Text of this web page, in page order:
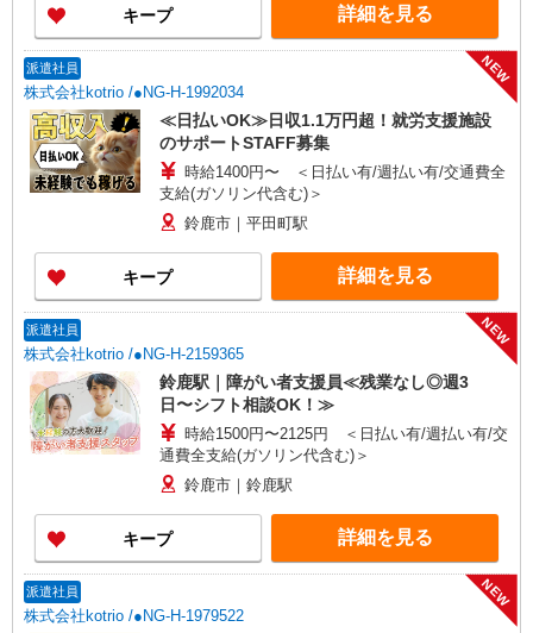
キープ 詳細を見る
派遣社員
株式会社kotrio /●NG-H-1992034
NEW
≪日払いOK≫日収1.1万円超！就労支援施設
のサポートSTAFF募集
時給1400円〜 ＜日払い有/週払い有/交通費全
支給(ガソリン代含む)＞
鈴鹿市｜平田町駅
キープ 詳細を見る
派遣社員
株式会社kotrio /●NG-H-2159365
NEW
鈴鹿駅｜障がい者支援員≪残業なし◎週3
日〜シフト相談OK！≫
時給1500円〜2125円 ＜日払い有/週払い有/交
通費全支給(ガソリン代含む)＞
鈴鹿市｜鈴鹿駅
キープ 詳細を見る
派遣社員
株式会社kotrio /●NG-H-1979522
NEW